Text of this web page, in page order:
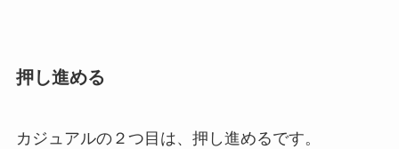
押し進める
カジュアルの２つ目は、押し進めるです。